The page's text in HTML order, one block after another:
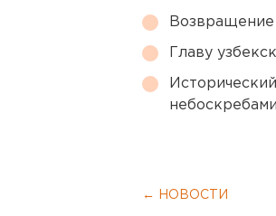
Главу
← НОВОСТИ